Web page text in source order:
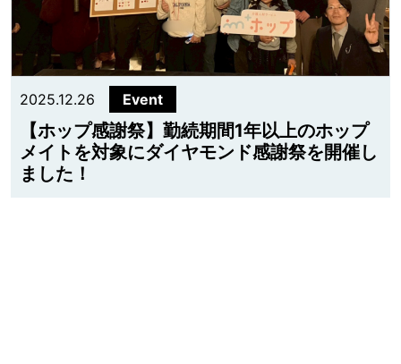
2025.12.26 Event
【ホップ感謝祭】勤続期間1年以上のホップ
メイトを対象にダイヤモンド感謝祭を開催し
ました！